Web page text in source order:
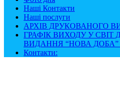
Наші Контакти
Наші послуги
АРХІВ ДРУКОВАНОГО
ГРАФІК ВИХОДУ У СВІТ
ВИДАННЯ “НОВА ДОБА”
Контакти: